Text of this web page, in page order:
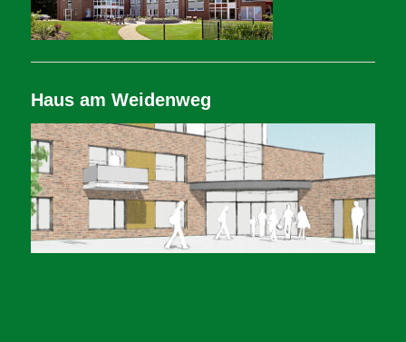
Haus am Weidenweg